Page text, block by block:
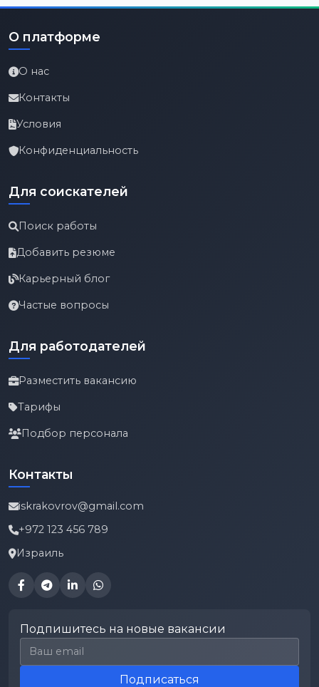
О платформе
О нас
Контакты
Условия
Конфиденциальность
Для соискателей
Поиск работы
Добавить резюме
Карьерный блог
Частые вопросы
Для работодателей
Разместить вакансию
Тарифы
Подбор персонала
Контакты
iskrakovrov@gmail.com
+972 123 456 789
Израиль
Подпишитесь на новые вакансии
Email для подписки
Подписаться